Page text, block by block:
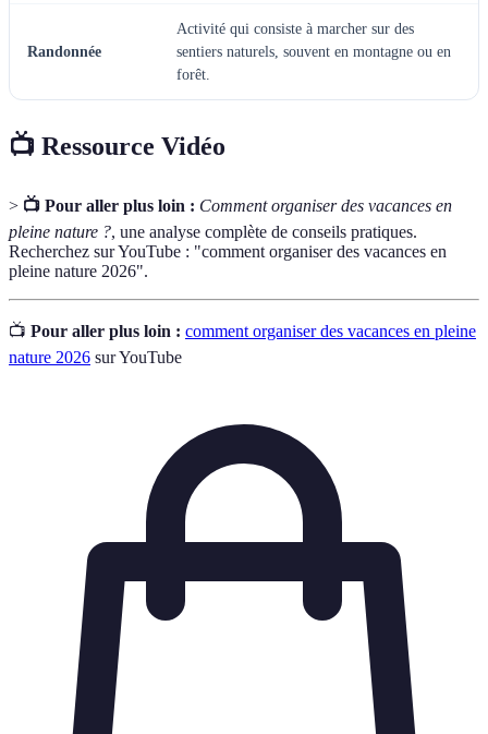
Randonnée
Activité qui consiste à marcher sur des
sentiers naturels, souvent en montagne ou en
forêt.
📺 Ressource Vidéo
> 📺 Pour aller plus loin : Comment organiser des vacances en
pleine nature ?, une analyse complète de conseils pratiques.
Recherchez sur YouTube : "comment organiser des vacances en
pleine nature 2026".
📺 Pour aller plus loin : comment organiser des vacances en pleine
nature 2026 sur YouTube